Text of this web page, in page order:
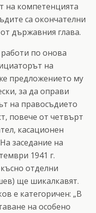
на компетенцията
са окончателни
държавния глава.
по онова
на
предложението му
за да оправи
на правосъдието
повече от четвърт
касационен
заседание на
1941 г.
отделни
ще шикалкавят.
е категоричен: „В
на особено